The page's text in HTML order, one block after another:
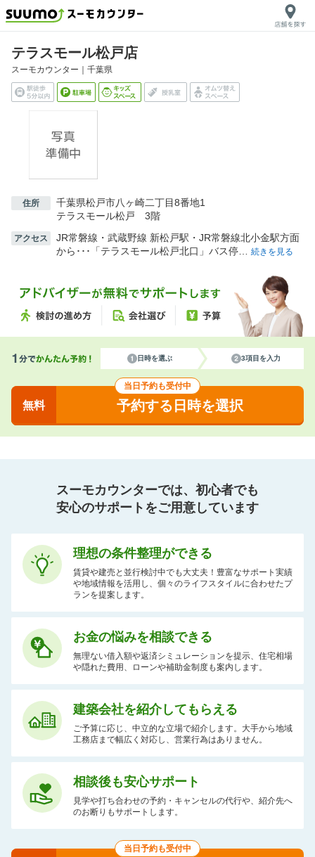
テラスモール松戸店
スーモカウンター｜ 千葉県
住所
千葉県松戸市八ヶ崎二丁目8番地1
テラスモール松戸 3階
アクセス
JR常磐線・武蔵野線 新松戸駅・JR常磐線北小金駅方面
から･･･「テラスモール松戸北口」バス停… 続きを見る
日時を選ぶ 3項目を入力
当日予約も受付中
無料 予約する日時を選択
スーモカウンターでは、初心者でも
安心のサポートをご用意しています
理想の条件整理ができる
賃貸や建売と並行検討中でも大丈夫！豊富なサポート実績
や地域情報を活用し、個々のライフスタイルに合わせたプ
ランを提案します。
お金の悩みを相談できる
無理ない借入額や返済シミュレーションを提示、住宅相場
や隠れた費用、ローンや補助金制度も案内します。
建築会社を紹介してもらえる
ご予算に応じ、中立的な立場で紹介します。大手から地域
工務店まで幅広く対応し、営業行為はありません。
相談後も安心サポート
見学や打ち合わせの予約・キャンセルの代行や、紹介先へ
のお断りもサポートします。
当日予約も受付中